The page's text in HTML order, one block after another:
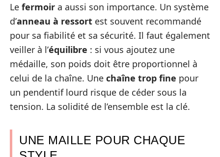
Le fermoir a aussi son importance. Un système
d’anneau à ressort est souvent recommandé
pour sa fiabilité et sa sécurité. Il faut également
veiller à l’équilibre : si vous ajoutez une
médaille, son poids doit être proportionnel à
celui de la chaîne. Une chaîne trop fine pour
un pendentif lourd risque de céder sous la
tension. La solidité de l’ensemble est la clé.
UNE MAILLE POUR CHAQUE